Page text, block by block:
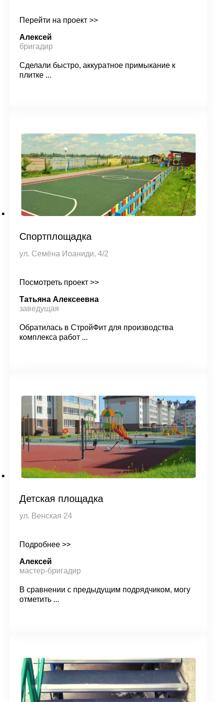
Перейти на проект >>
Алексей
бригадир
Сделали быстро, аккуратное примыкание к
плитке ...
Спортплощадка
ул. Семёна Иоаниди, 4/2
Посмотреть проект >>
Татьяна Алексеевна
заведущая
Обратилась в СтройФит для производства
комплекса работ ...
Детская площадка
ул. Венская 24
Подробнее >>
Алексей
мастер-бригадир
В сравнении с предыдущим подрядчиком, могу
отметить ...